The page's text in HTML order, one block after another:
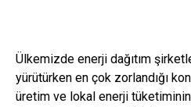
Ülkemizde enerji dağıtım
yürütürken en çok zorlandığı
üretim ve lokal enerji tüketiminin